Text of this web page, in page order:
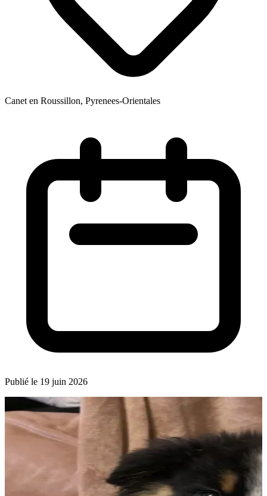
Canet en Roussillon, Pyrenees-Orientales
Publié le 19 juin 2026